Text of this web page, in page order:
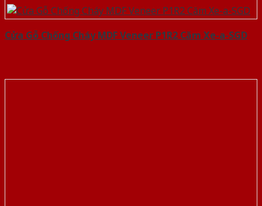
Cửa Gỗ Chống Cháy MDF Veneer P1R2 Căm Xe-a-SGD